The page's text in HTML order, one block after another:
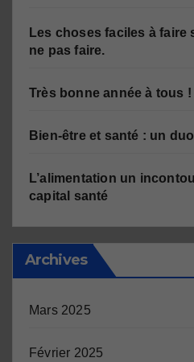
Les choses faciles à faire
ne pas faire.
Très bonne année à tous !
Bien-être et santé : un
L’alimentation un
capital santé
Archives
Mars 2025
Février 2025